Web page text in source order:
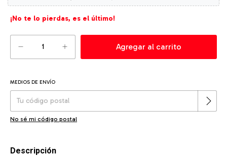
¡No te lo pierdas, es el último!
Entregas para el CP:
MEDIOS DE ENVÍO
No sé mi código postal
Descripción